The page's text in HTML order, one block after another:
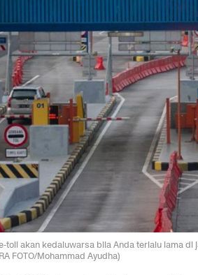
toll akan kedaluwarsa bila Anda terlalu lama
FOTO/Mohammad Ayudha)